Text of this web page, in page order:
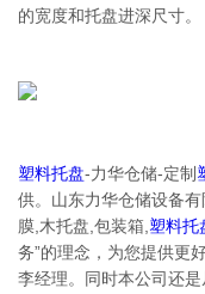
的宽度和托盘进深尺寸。
塑料托盘-力华仓储-定制
供。山东力华仓储设备
膜,木托盘,包装箱, 塑料托
务”的理念，为您提供更
李经理。同时本公司还